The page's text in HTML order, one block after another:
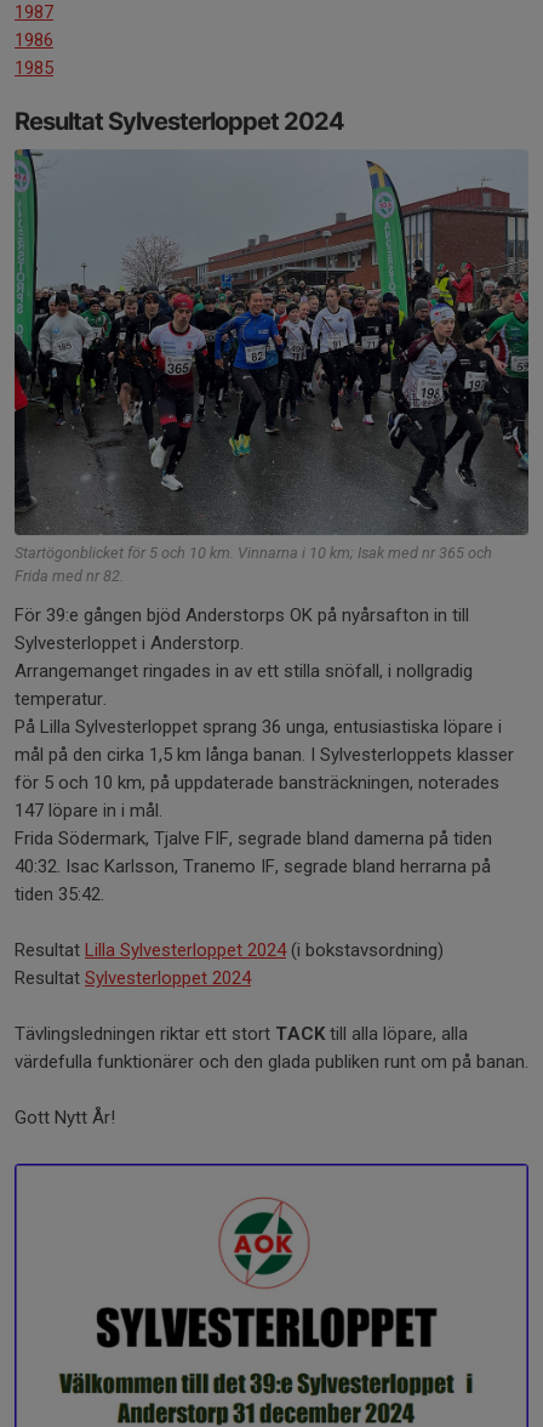
1987
1986
1985
Resultat Sylvesterloppet 2024
Startögonblicket för 5 och 10 km. Vinnarna i 10 km; Isak med nr 365 och
Frida med nr 82.
För 39:e gången bjöd Anderstorps OK på nyårsafton in till
Sylvesterloppet i Anderstorp.
Arrangemanget ringades in av ett stilla snöfall, i nollgradig
temperatur.
På Lilla Sylvesterloppet sprang 36 unga, entusiastiska löpare i
mål på den cirka 1,5 km långa banan. I Sylvesterloppets klasser
för 5 och 10 km, på uppdaterade bansträckningen, noterades
147 löpare in i mål.
Frida Södermark, Tjalve FIF, segrade bland damerna på tiden
40:32. Isac Karlsson, Tranemo IF, segrade bland herrarna på
tiden 35:42.
Resultat Lilla Sylvesterloppet 2024(i bokstavsordning)
Resultat Sylvesterloppet 2024
Tävlingsledningen riktar ett stort TACKtill alla löpare, alla
värdefulla funktionärer och den glada publiken runt om på banan.
Gott Nytt År!